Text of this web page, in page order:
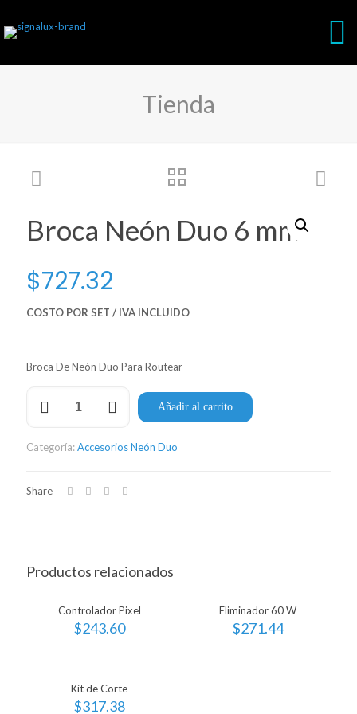
Tienda
Broca Neón Duo 6 mm
$727.32
COSTO POR SET / IVA INCLUIDO
Broca De Neón Duo Para Routear
mm
Añadir al carrito
Categoría:Accesorios Neón Duo
Share
Productos relacionados
Controlador Pixel
$243.60
Eliminador 60 W
$271.44
Kit de Corte
$317.38